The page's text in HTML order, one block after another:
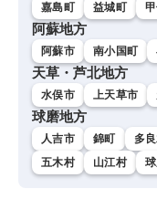
嘉島町
益城町
阿蘇地方
阿蘇市 南小国町
天草・芦北地方
水俣市 上天草市
球磨地方
人吉市 錦町 多
五木村
山江村